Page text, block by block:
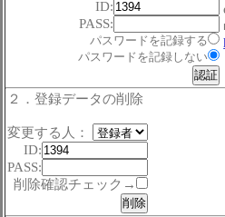
ID:
PASS:
パスワードを記録する
パスワードを記録しない
２．登録データの削除
変更する人：
ID:
PASS:
削除確認チェック→